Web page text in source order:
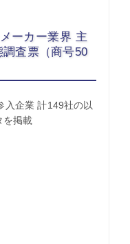
ーカー業界 主
査票（商号50
入企業 計149社の以
を掲載